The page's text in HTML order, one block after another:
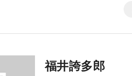
福井誇多郎